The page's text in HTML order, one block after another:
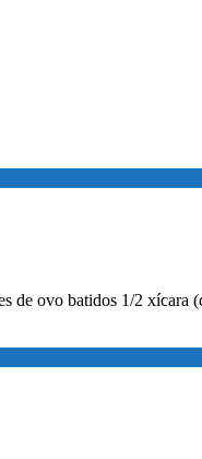
de ovo batidos 1/2 xícara